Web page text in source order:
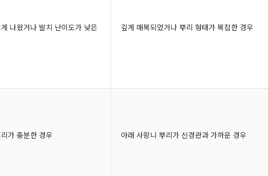
나왔거나 발치 난이도가 낮은
깊게 매복되었거나 뿌리 형태가 복잡한 경우
가 충분한 경우 아래 사랑니 뿌리가 신경관과 가까운 경우